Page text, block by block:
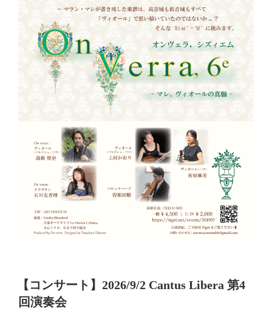
日:
【コンサート】2026/9/2 Cantus Libera 第4
回演奏会